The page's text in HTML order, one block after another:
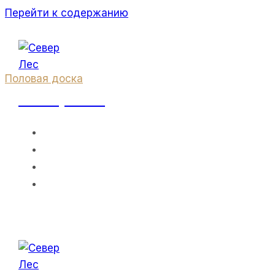
Перейти к содержанию
Половая доска
Продам
Панель Пола
И Какую